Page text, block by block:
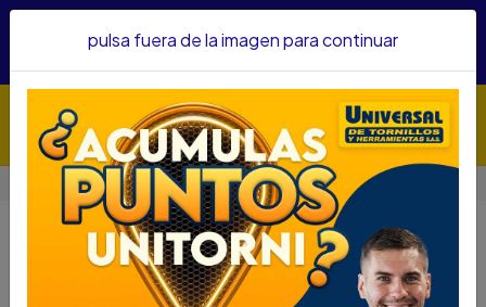
confianza&nbsp;Recibe un KIT PARRILLERO por compras
Inicio MÁQUINAS TORNO
TORNO
Filtros
pulsa fuera de la imagen para continuar